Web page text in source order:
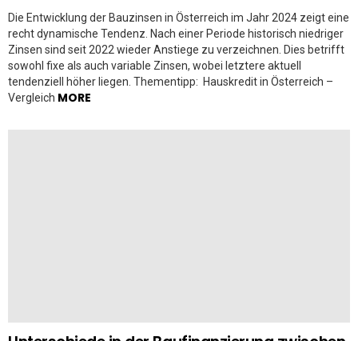
Die Entwicklung der Bauzinsen in Österreich im Jahr 2024 zeigt eine
recht dynamische Tendenz. Nach einer Periode historisch niedriger
Zinsen sind seit 2022 wieder Anstiege zu verzeichnen. Dies betrifft
sowohl fixe als auch variable Zinsen, wobei letztere aktuell
tendenziell höher liegen. Thementipp: Hauskredit in Österreich –
Vergleich MORE